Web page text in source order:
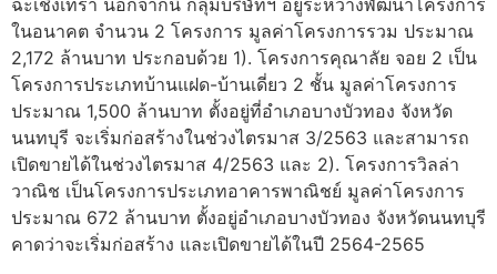
ในอนาคต จำนวน 2 โครงการ มูลค่าโครงการรวม ประมาณ
2,172 ล้านบาท ประกอบด้วย 1). โครงการคุณาลัย จอย 2 เป็น
โครงการประเภทบ้านแฝด-บ้านเดี่ยว 2 ชั้น มูลค่าโครงการ
ประมาณ 1,500 ล้านบาท ตั้งอยู่ที่อำเภอบางบัวทอง จังหวัด
นนทบุรี จะเริ่มก่อสร้างในช่วงไตรมาส 3/2563 และสามารถ
เปิดขายได้ในช่วงไตรมาส 4/2563 และ 2). โครงการวิลล่า
วาณิช เป็นโครงการประเภทอาคารพาณิชย์ มูลค่าโครงการ
ประมาณ 672 ล้านบาท ตั้งอยู่อำเภอบางบัวทอง จังหวัดนนทบุรี
คาดว่าจะเริ่มก่อสร้าง และเปิดขายได้ในปี 2564-2565